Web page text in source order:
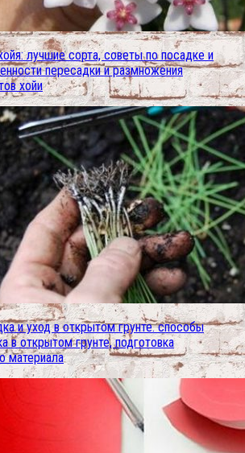
лучшие сорта, советы по посадке и
пересадки и размножения
хойи
и уход в открытом грунте. способы
в открытом грунте, подготовка
материала